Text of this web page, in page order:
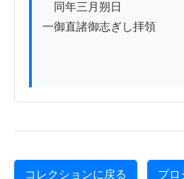
同年三月朔日
一御直諸御志ぎし拝領
コレクションに戻る プロ